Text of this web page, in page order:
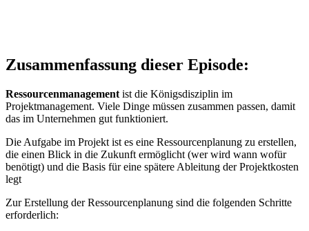
Zusammenfassung dieser Episode:
Ressourcenmanagement ist die Königsdisziplin im
Projektmanagement. Viele Dinge müssen zusammen passen, damit
das im Unternehmen gut funktioniert.
Die Aufgabe im Projekt ist es eine Ressourcenplanung zu erstellen,
die einen Blick in die Zukunft ermöglicht (wer wird wann wofür
benötigt) und die Basis für eine spätere Ableitung der Projektkosten
legt
Zur Erstellung der Ressourcenplanung sind die folgenden Schritte
erforderlich: